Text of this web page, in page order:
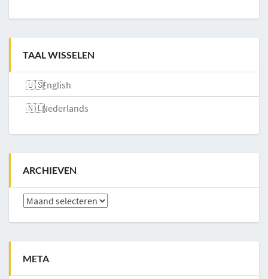
TAAL WISSELEN
English
Nederlands
ARCHIEVEN
Archieven
META